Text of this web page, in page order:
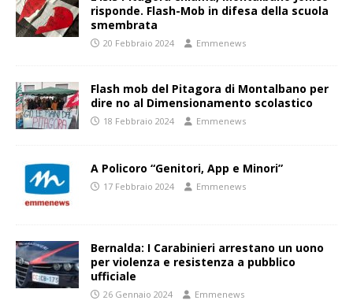
risponde. Flash-Mob in difesa della scuola
smembrata
20 Febbraio 2024 Emmenews
Flash mob del Pitagora di Montalbano per
dire no al Dimensionamento scolastico
18 Febbraio 2024 Emmenews
A Policoro “Genitori, App e Minori”
17 Febbraio 2024 Emmenews
Bernalda: I Carabinieri arrestano un uono
per violenza e resistenza a pubblico
ufficiale
26 Gennaio 2024 Emmenews